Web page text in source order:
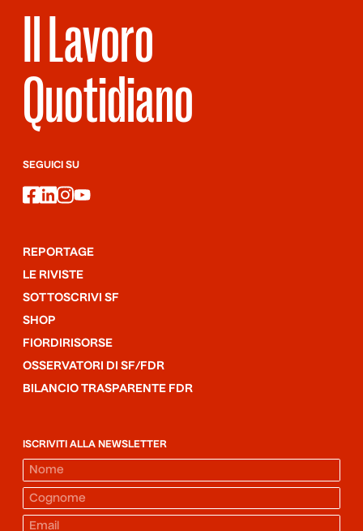
Il Lavoro
Quotidiano
SEGUICI SU
facebook
linkedin
instagram
youtube
REPORTAGE
LE RIVISTE
SOTTOSCRIVI SF
SHOP
FIORDIRISORSE
OSSERVATORI DI SF/FDR
BILANCIO TRASPARENTE FDR
ISCRIVITI ALLA NEWSLETTER